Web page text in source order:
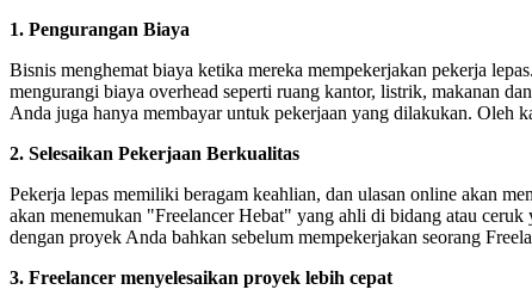
1. Pengurangan Biaya
Bisnis menghemat biaya ketika mereka mempekerjakan pekerja
mengurangi biaya overhead seperti ruang kantor, listrik, makanan
Anda juga hanya membayar untuk pekerjaan yang dilakukan. Oleh
2. Selesaikan Pekerjaan Berkualitas
Pekerja lepas memiliki beragam keahlian, dan ulasan online akan
akan menemukan "Freelancer Hebat" yang ahli di bidang atau
dengan proyek Anda bahkan sebelum mempekerjakan seorang
3. Freelancer menyelesaikan proyek lebih cepat